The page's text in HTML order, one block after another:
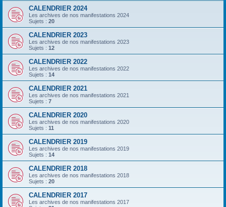
CALENDRIER 2024
Les archives de nos manifestations 2024
Sujets : 20
CALENDRIER 2023
Les archives de nos manifestations 2023
Sujets : 12
CALENDRIER 2022
Les archives de nos manifestations 2022
Sujets : 14
CALENDRIER 2021
Les archives de nos manifestations 2021
Sujets : 7
CALENDRIER 2020
Les archives de nos manifestations 2020
Sujets : 11
CALENDRIER 2019
Les archives de nos manifestations 2019
Sujets : 14
CALENDRIER 2018
Les archives de nos manifestations 2018
Sujets : 20
CALENDRIER 2017
Les archives de nos manifestations 2017